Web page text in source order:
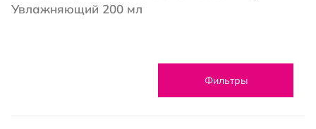
Увлажняющий 200 мл
Фильтры